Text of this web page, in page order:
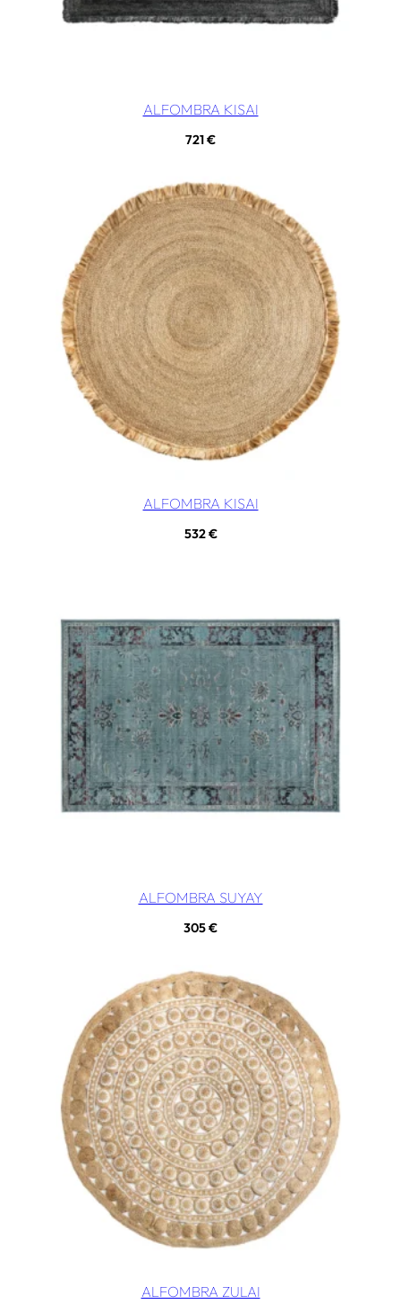
ALFOMBRA KISAI
721€
ALFOMBRA KISAI
532€
ALFOMBRA SUYAY
305€
ALFOMBRA ZULAI